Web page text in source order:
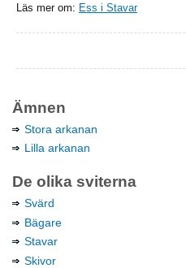
Läs mer om: Ess i Stavar
Ämnen
Stora arkanan
Lilla arkanan
De olika sviterna
Svärd
Bägare
Stavar
Skivor